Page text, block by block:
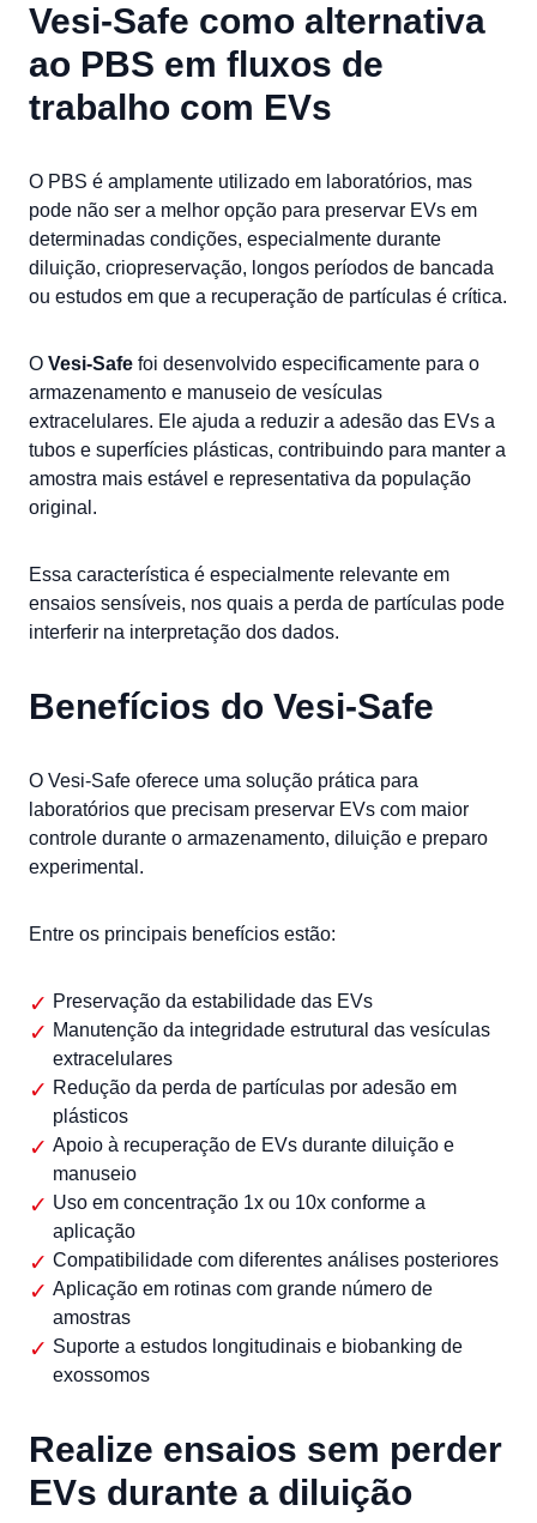
Vesi-Safe como alternativa
ao PBS em fluxos de
trabalho com EVs
O PBS é amplamente utilizado em laboratórios, mas
pode não ser a melhor opção para preservar EVs em
determinadas condições, especialmente durante
diluição, criopreservação, longos períodos de bancada
ou estudos em que a recuperação de partículas é crítica.
O Vesi-Safe foi desenvolvido especificamente para o
armazenamento e manuseio de vesículas
extracelulares. Ele ajuda a reduzir a adesão das EVs a
tubos e superfícies plásticas, contribuindo para manter a
amostra mais estável e representativa da população
original.
Essa característica é especialmente relevante em
ensaios sensíveis, nos quais a perda de partículas pode
interferir na interpretação dos dados.
Benefícios do Vesi-Safe
O Vesi-Safe oferece uma solução prática para
laboratórios que precisam preservar EVs com maior
controle durante o armazenamento, diluição e preparo
experimental.
Entre os principais benefícios estão:
Preservação da estabilidade das EVs
Manutenção da integridade estrutural das vesículas
extracelulares
Redução da perda de partículas por adesão em
plásticos
Apoio à recuperação de EVs durante diluição e
manuseio
Uso em concentração 1x ou 10x conforme a
aplicação
Compatibilidade com diferentes análises posteriores
Aplicação em rotinas com grande número de
amostras
Suporte a estudos longitudinais e biobanking de
exossomos
Realize ensaios sem perder
EVs durante a diluição